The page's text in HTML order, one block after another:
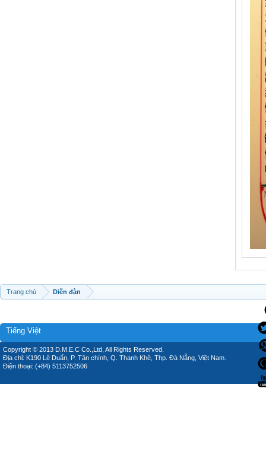
Trang chủ Diễn đàn
Tiếng Việt
Copyright © 2013 D.M.E.C Co.,Ltd, All Rights Reserved.
Địa chỉ: K190 Lê Duẩn, P. Tân chính, Q. Thanh Khê, Thp. Đà Nẵng, Việt Nam.
Điện thoại: (+84) 5113752506